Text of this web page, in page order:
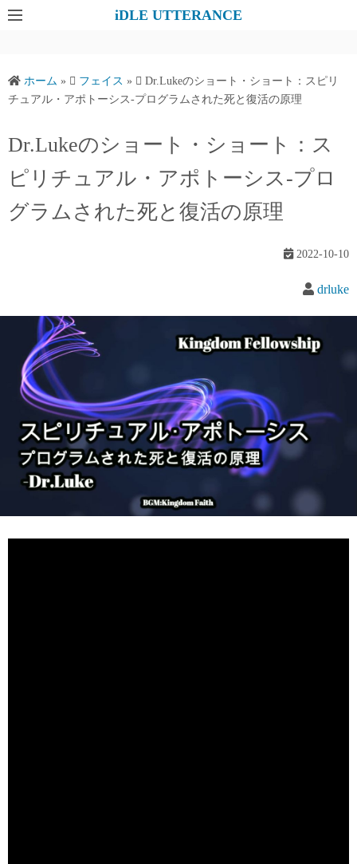
コ
キ
ッ
iDLE UTTERANCE
ホーム » フェイス »
Dr.Lukeのショート・ショート：スピリ
チュアル・アポトーシス-プログラムされた死と復活の原理
Dr.Lukeのショート・ショート：ス
ピリチュアル・アポトーシス-プロ
グラムされた死と復活の原理
2022-10-10
drluke